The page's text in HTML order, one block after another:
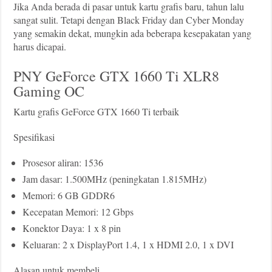
Jika Anda berada di pasar untuk kartu grafis baru, tahun lalu
sangat sulit. Tetapi dengan Black Friday dan Cyber ​​​​Monday
yang semakin dekat, mungkin ada beberapa kesepakatan yang
harus dicapai.
PNY GeForce GTX 1660 Ti XLR8
Gaming OC
Kartu grafis GeForce GTX 1660 Ti terbaik
Spesifikasi
Prosesor aliran: 1536
Jam dasar: 1.500MHz (peningkatan 1.815MHz)
Memori: 6 GB GDDR6
Kecepatan Memori: 12 Gbps
Konektor Daya: 1 x 8 pin
Keluaran: 2 x DisplayPort 1.4, 1 x HDMI 2.0, 1 x DVI